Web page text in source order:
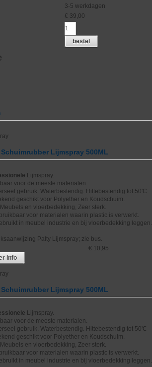
3-5 werkdagen
€ 39,00
bestel
Lijmspray 500ML
Lijmspray.
voor de meeste materialen.
gebruik. Waterbestendig. Hittebestendig tot 50'C
geschikt voor Polyether en Koudschuim.
Meubels en vloerbedekking, Zeer sterk.
bruikbaar voor materialen waarin plastic is verwerkt.
in meubel industrie en bij vloerbedekking leggen.
Palty Lijmspray; zie bus.
€ 10,95
info
Lijmspray 500ML
Lijmspray.
voor de meeste materialen.
gebruik. Waterbestendig. Hittebestendig tot 50'C
geschikt voor Polyether en Koudschuim.
Meubels en vloerbedekking, Zeer sterk.
bruikbaar voor materialen waarin plastic is verwerkt.
in meubel industrie en bij vloerbedekking leggen.